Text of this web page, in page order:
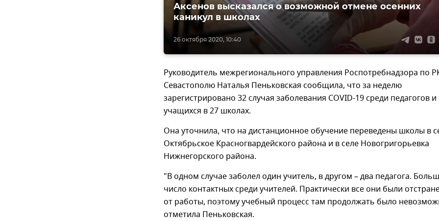
26 октября 2020, 10:40
Аксенов высказался о возможной отмене осенних
каникул в школах
Руководитель межрегионального управления Роспотребнадзора по
Севастополю Наталья Пеньковская сообщила, что за неделю
зарегистрировано 32 случая заболевания COVID-19 среди педагогов и
учащихся в 27 школах.
Она уточнила, что на дистанционное обучение переведены школы в
Октябрьское Красногвардейского района и в селе Новогригорьевка
Нижнегорского района.
"В одном случае заболел один учитель, в другом – два педагога.
число контактных среди учителей. Практически все они были
от работы, поэтому учебный процесс там продолжать было
отметила Пеньковская.